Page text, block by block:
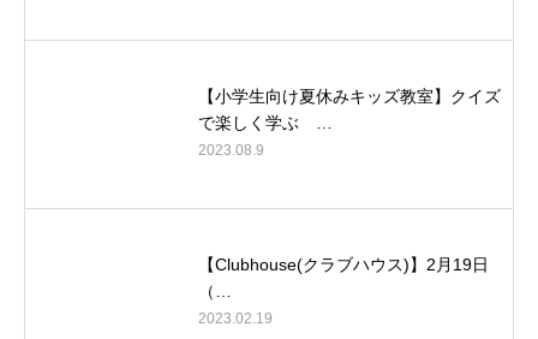
【小学生向け夏休みキッズ教室】クイズ
で楽しく学ぶ …
2023.08.9
【Clubhouse(クラブハウス)】2月19日
（…
2023.02.19